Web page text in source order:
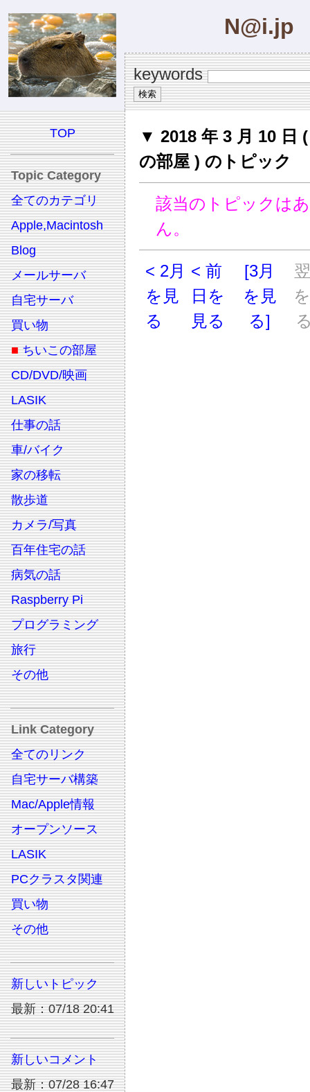
N@i.jp
keywords
TOP
Topic Category
全てのカテゴリ
Apple,Macintosh
Blog
メールサーバ
自宅サーバ
買い物
■ ちいこの部屋
CD/DVD/映画
LASIK
仕事の話
車/バイク
家の移転
散歩道
カメラ/写真
百年住宅の話
病気の話
Raspberry Pi
プログラミング
旅行
その他
Link Category
全てのリンク
自宅サーバ構築
Mac/Apple情報
オープンソース
LASIK
PCクラスタ関連
買い物
その他
新しいトピック
最新：07/18 20:41
新しいコメント
最新：07/28 16:47
▼ 2018 年 3 月 10 日
の部屋 ) のトピック
該当のトピックは
ん。
< 2月
を見
る
< 前
日を
見る
[3月
を見
る]